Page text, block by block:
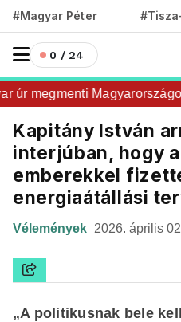
#Magyar Péter
0 / 24
megmenti Magyarországot:
Kapitány István
interjúban, hogy
emberekkel
energiaátállási
Vélemények 2026. április
„A politikusnak bele